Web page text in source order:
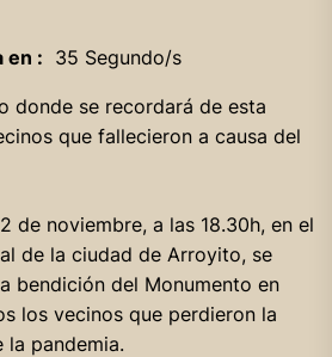
en : 35 Segundo/s
donde se recordará de esta
que fallecieron a causa del
de noviembre, a las 18.30h, en el
de la ciudad de Arroyito, se
bendición del Monumento en
los vecinos que perdieron la
la pandemia.